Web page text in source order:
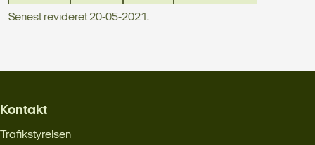
Senest revideret 20-05-2021.
Kontakt
Trafikstyrelsen